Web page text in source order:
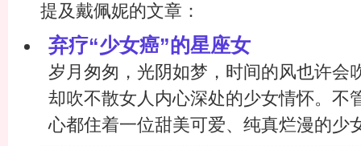
提及戴佩妮的文章：
弃疗“少女癌”的星座女
岁月匆匆，光阴如梦，时间的风也许会
却吹不散女人内心深处的少女情怀。不
心都住着一位甜美可爱、纯真烂漫的少